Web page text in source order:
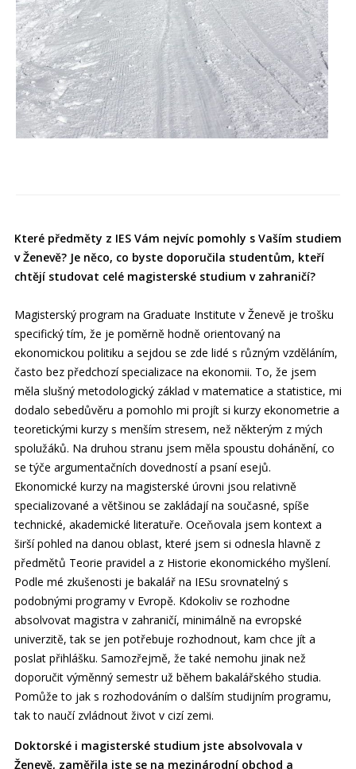
Které předměty z IES Vám nejvíc pomohly s Vaším studiem
v Ženevě? Je něco, co byste doporučila studentům, kteří
chtějí studovat celé magisterské studium v zahraničí?
Magisterský program na Graduate Institute v Ženevě je trošku
specifický tím, že je poměrně hodně orientovaný na
ekonomickou politiku a sejdou se zde lidé s různým vzděláním,
často bez předchozí specializace na ekonomii. To, že jsem
měla slušný metodologický základ v matematice a statistice, mi
dodalo sebedůvěru a pomohlo mi projít si kurzy ekonometrie a
teoretickými kurzy s menším stresem, než některým z mých
spolužáků. Na druhou stranu jsem měla spoustu dohánění, co
se týče argumentačních dovedností a psaní esejů.
Ekonomické kurzy na magisterské úrovni jsou relativně
specializované a většinou se zakládají na současné, spíše
technické, akademické literatuře. Oceňovala jsem kontext a
širší pohled na danou oblast, které jsem si odnesla hlavně z
předmětů Teorie pravidel a z Historie ekonomického myšlení.
Podle mé zkušenosti je bakalář na IESu srovnatelný s
podobnými programy v Evropě. Kdokoliv se rozhodne
absolvovat magistra v zahraničí, minimálně na evropské
univerzitě, tak se jen potřebuje rozhodnout, kam chce jít a
poslat přihlášku. Samozřejmě, že také nemohu jinak než
doporučit výměnný semestr už během bakalářského studia.
Pomůže to jak s rozhodováním o dalším studijním programu,
tak to naučí zvládnout život v cizí zemi.
Doktorské i magisterské studium jste absolvovala v
Ženevě, zaměřila jste se na mezinárodní obchod a